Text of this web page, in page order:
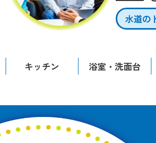
水道の
キッチン 浴室・洗面台